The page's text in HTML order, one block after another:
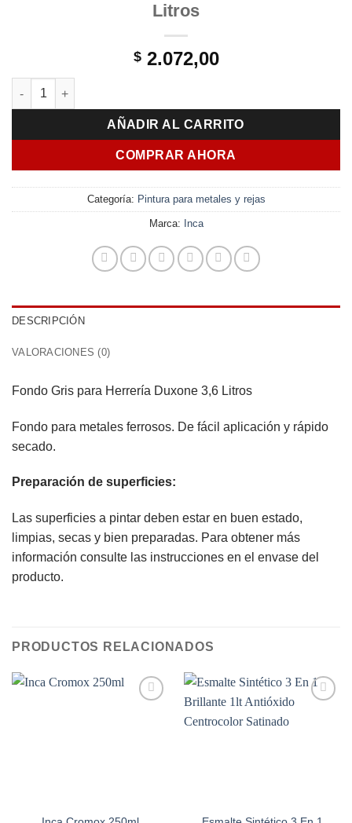
Litros
$2.072,00
Fondo Gris para Herrería Duxone 3,6 Litros cantidad
AÑADIR AL CARRITO
COMPRAR AHORA
Categoría: Pintura para metales y rejas
Marca: Inca
DESCRIPCIÓN
VALORACIONES (0)
Fondo Gris para Herrería Duxone 3,6 Litros
Fondo para metales ferrosos. De fácil aplicación y rápido
secado.
Preparación de superficies:
Las superficies a pintar deben estar en buen estado,
limpias, secas y bien preparadas. Para obtener más
información consulte las instrucciones en el envase del
producto.
PRODUCTOS RELACIONADOS